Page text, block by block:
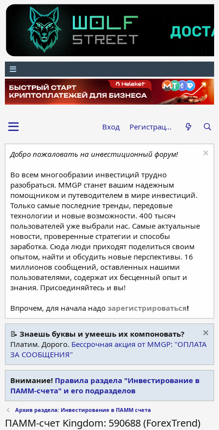
Вход Регистрация
Добро пожаловать на инвестиционный форум!
Во всем многообразии инвестиций трудно
разобраться. MMGP станет вашим надежным
помощником и путеводителем в мире инвестиций.
Только самые последние тренды, передовые
технологии и новые возможности. 400 тысяч
пользователей уже выбрали нас. Самые актуальные
новости, проверенные стратегии и способы
заработка. Сюда люди приходят поделиться своим
опытом, найти и обсудить новые перспективы. 16
миллионов сообщений, оставленных нашими
пользователями, содержат их бесценный опыт и
знания. Присоединяйтесь и вы!
Впрочем, для начала надо зарегистрироваться!
📝 Знаешь буквы и умеешь их компоновать?
Платим. Дорого. Бессрочная акция от MMGP: "ОПЛАТА
ЗА СООБЩЕНИЯ"
Внимание! Правила раздела "Инвестирование в
ПАММ-счета" и его подразделов
Архив раздела: Инвестирование в ПАММ счета
ПАММ-счет Kingdom: 590688 (ForexTrend)